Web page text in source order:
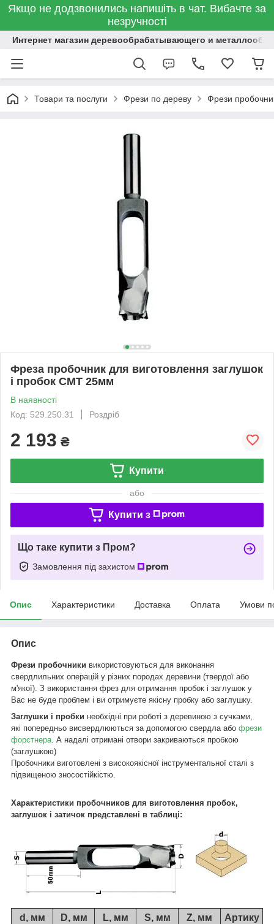
Якщо не додзвонились напишіть в чат. Вибачте за
незручності
Интернет магазин деревообрабатывающего и
Товари та послуги Фрези по дереву Фрези
Фреза пробочник для виготовлення заглушок
і пробок CMT 25мм
В наявності
Код: 529.250.31
Роздріб
2 193 ₴
Купити
або
Купити з
Що таке купити з Пром?
Замовлення під захистом
Опис Характеристики Доставка Оплата Умови
Опис
Фрези пробочники використовуються для виконання
свердлильних операцій у різних породах деревини (твердої або
м'якої). З використання фрез для отримання пробок і заглушок у
Вас не буде проблем і ви отримуєте якісну пробку або заглушку.
Заглушки і пробки необхідні при роботі з деревиною з сучками,
які попередньо висвердлюються за допомогою свердла або фрези
форстнера . А надалі отримані отвори закриваються пробкою
(заглушкою)
Пробочники виготовлені з високоякісної інструментальної сталі з
підвищеною зносостійкістю.
Характеристики пробочников для виготовлення пробок,
заглушок і затичок представлені в таблиці:
d, мм D, мм L, мм S, мм Z, мм
Артику